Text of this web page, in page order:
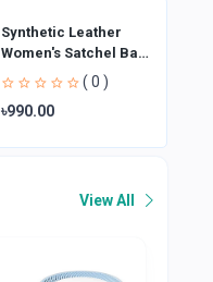
Synthetic Leather
Women's Satchel Bag
| Ladies Purse
Handbag | Handheld
Bag | Sl
( 0 )
৳990.00
View All